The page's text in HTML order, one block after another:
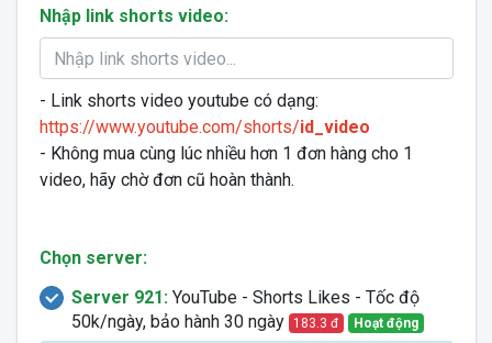
Nhập link shorts video:
- Link shorts video youtube có dạng:
https://www.youtube.com/shorts/id_video
- Không mua cùng lúc nhiều hơn 1 đơn hàng cho 1
video, hãy chờ đơn cũ hoàn thành.
Chọn server:
Server 921:YouTube - Shorts Likes - Tốc độ
50k/ngày, bảo hành 30 ngày
183.3 đ Hoạt động